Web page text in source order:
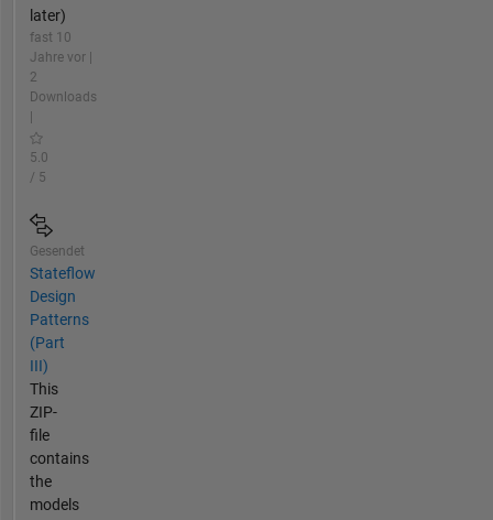
later)
fast 10
Jahre vor |
2
Downloads
5.0
/ 5
Gesendet
Stateflow
Design
Patterns
(Part
III)
This
ZIP-
file
contains
the
models